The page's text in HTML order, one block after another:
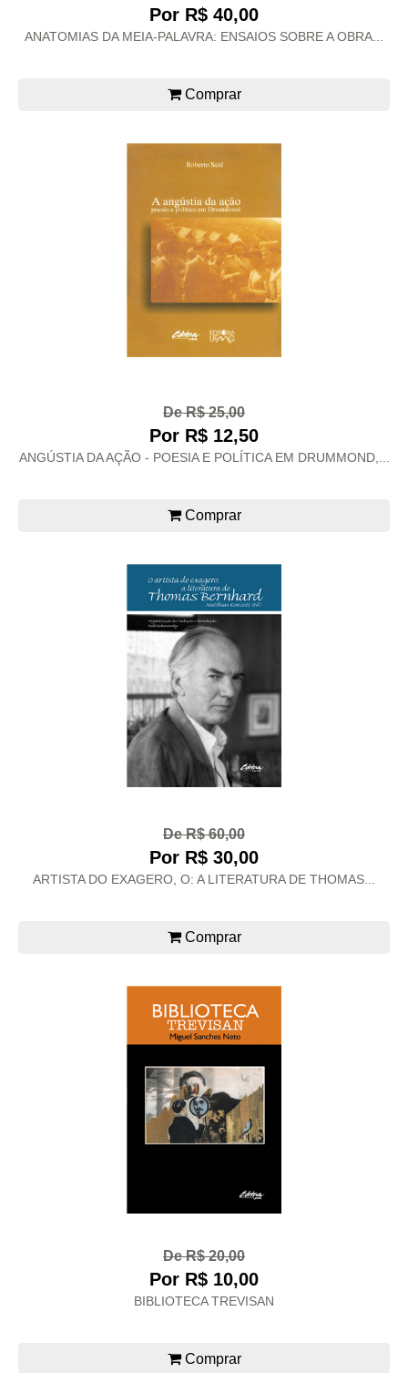
Por R$ 40,00
ANATOMIAS DA MEIA-PALAVRA: ENSAIOS SOBRE A OBRA...
Comprar
De R$ 25,00
Por R$ 12,50
ANGÚSTIA DA AÇÃO - POESIA E POLÍTICA EM DRUMMOND,...
Comprar
De R$ 60,00
Por R$ 30,00
ARTISTA DO EXAGERO, O: A LITERATURA DE THOMAS...
Comprar
De R$ 20,00
Por R$ 10,00
BIBLIOTECA TREVISAN
Comprar